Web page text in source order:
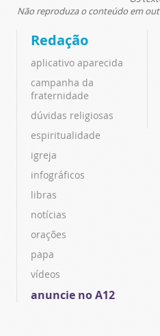
Não reproduza o conteúdo em
Redação
aplicativo aparecida
campanha da
fraternidade
dúvidas religiosas
espiritualidade
igreja
infográficos
libras
notícias
orações
papa
vídeos
anuncie no A12